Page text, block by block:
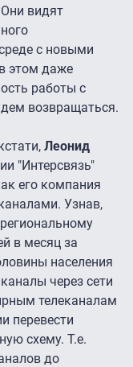
видят
с новыми
этом даже
работы с
возвращаться.
Леонид
"Интерсвязь"
его компания
Узнав,
в месяц за
населения
через сети
телеканалам
перевести
схему. Т.е.
до